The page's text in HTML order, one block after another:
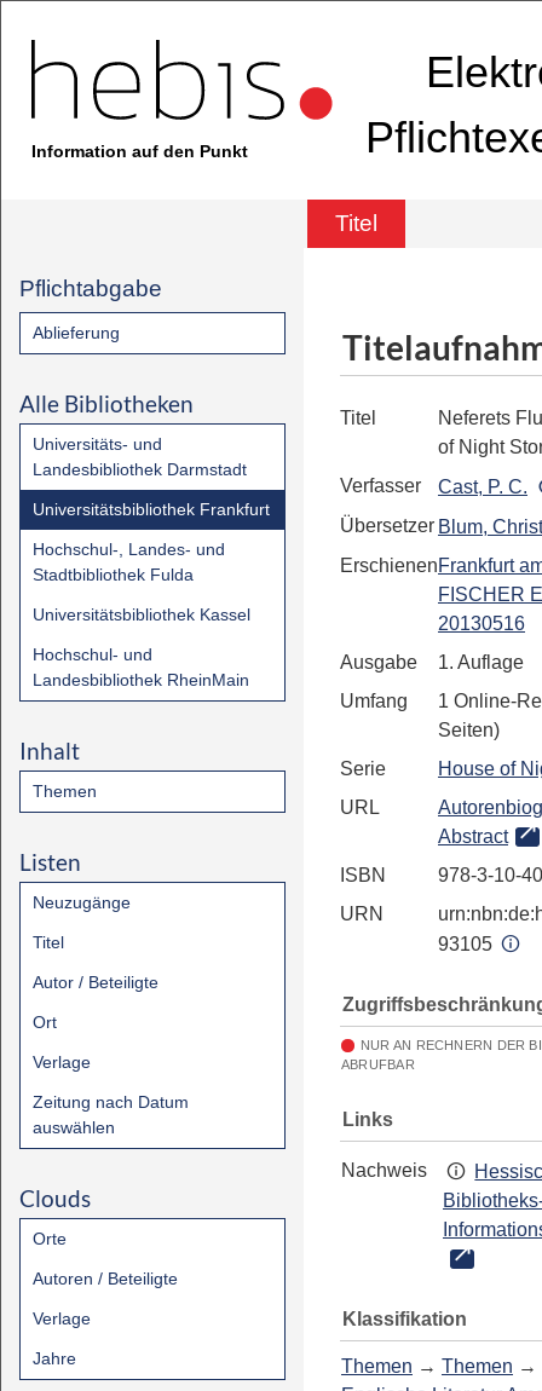
Information auf den Punkt
Titel
Pflichtabgabe
Ablieferung
Alle Bibliotheken
Universitäts- und
Landesbibliothek Darmstadt
Universitätsbibliothek Frankfurt
Hochschul-, Landes- und
Stadtbibliothek Fulda
Universitätsbibliothek Kassel
Hochschul- und
Landesbibliothek RheinMain
Inhalt
Themen
Listen
Neuzugänge
Titel
Autor / Beteiligte
Ort
Verlage
Zeitung nach Datum
auswählen
Clouds
Orte
Autoren / Beteiligte
Verlage
Jahre
Titel
Neferets
of Night
Verfasser
Cast, P. C.
Übersetzer Blum,
ErschienenFrankfurt
FISCHER
20130516
Ausgabe
1. Auflage
Umfang
1 Online-
Seiten)
Serie
House of
URL
Abstract
ISBN
978-3-10-
URN
93105
NUR AN RECHNERN DER
ABRUFBAR
Links
Nachweis
Klassifikation
Themen → Themen →